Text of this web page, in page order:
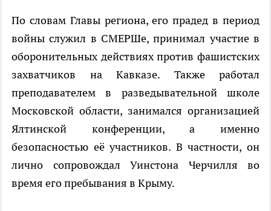
По словам Главы региона, его прадед в период
войны служил в СМЕРШе, принимал участие в
оборонительных действиях против фашистских
захватчиков на Кавказе. Также работал
преподавателем в разведывательной школе
Московской области, занимался организацией
Ялтинской конференции, а именно
безопасностью её участников. В частности, он
лично сопровождал Уинстона Черчилля во
время его пребывания в Крыму.